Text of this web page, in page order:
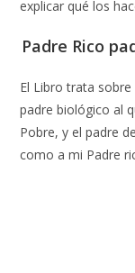
explicar qué los
Padre Rico
El Libro trata sobre
padre biológico al
Pobre, y el padre
como a mi Padre